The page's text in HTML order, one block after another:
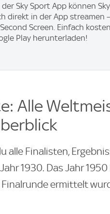
Sky Sport App können
direkt in der App streamen
Screen. Einfach
Play herunterladen!
Alle
alle Finalisten,
1930. Das Jahr
ermittelt